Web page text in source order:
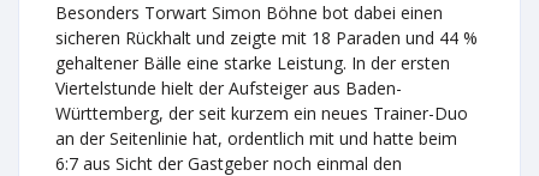
Besonders Torwart Simon Böhne bot dabei einen
sicheren Rückhalt und zeigte mit 18 Paraden und 44 %
gehaltener Bälle eine starke Leistung. In der ersten
Viertelstunde hielt der Aufsteiger aus Baden-
Württemberg, der seit kurzem ein neues Trainer-Duo
an der Seitenlinie hat, ordentlich mit und hatte beim
6:7 aus Sicht der Gastgeber noch einmal den